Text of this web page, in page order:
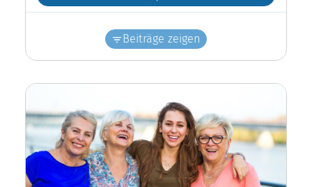
Beiträge zeigen